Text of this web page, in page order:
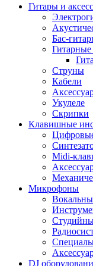
Гитары и
Бас-
Струны
Кабели
Укулеле
Скрипки
Клавишные
Midi-
Микрофоны
DJ